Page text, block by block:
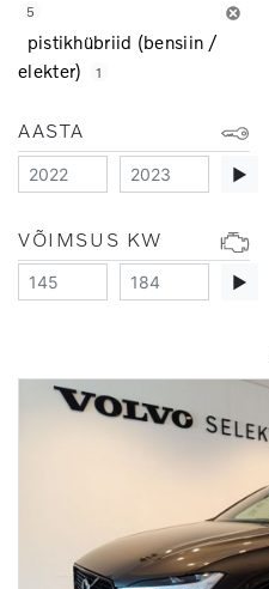
5
pistikhübriid (bensiin /
elekter)
1
AASTA
▶
VÕIMSUS KW
▶